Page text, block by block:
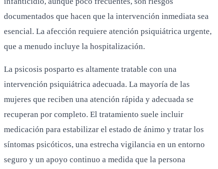
documentados que hacen que la intervención inmediata sea
esencial. La afección requiere atención psiquiátrica urgente,
que a menudo incluye la hospitalización.
La psicosis posparto es altamente tratable con una
intervención psiquiátrica adecuada. La mayoría de las
mujeres que reciben una atención rápida y adecuada se
recuperan por completo. El tratamiento suele incluir
medicación para estabilizar el estado de ánimo y tratar los
síntomas psicóticos, una estrecha vigilancia en un entorno
seguro y un apoyo continuo a medida que la persona